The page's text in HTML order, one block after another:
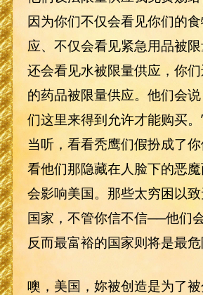
因为你们不仅会看见你们的
应、不仅会看见紧急用品被
还会看见水被限量供应，你
的药品被限量供应。他们会
们这里来得到允许才能购买
当听，看看秃鹰们假扮成了
看他们那隐藏在人脸下的恶
会影响美国。那些太穷困以
国家，不管你信不信──他们
反而最富裕的国家则将是最危
噢，美国，妳被创造是为了